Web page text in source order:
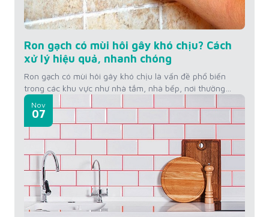
Ron gạch có mùi hôi gây khó chịu? Cách
xử lý hiệu quả, nhanh chóng
Ron gạch có mùi hôi gây khó chịu là vấn đề phổ biến
trong các khu vực như nhà tắm, nhà bếp, nơi thường
xuyên tiếp xúc với độ ẩm và dễ bám bẩn. Mùi hôi từ
đường ron không chỉ làm mất vệ sinh mà còn ảnh hưởng
đến không gian sống. Để khắc...
Nov
07